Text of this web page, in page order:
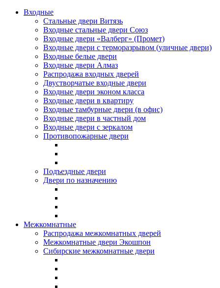
Входные
Стальные двери Витязь
Входные стальные двери Союз
Входные двери «Валберг» (Промет)
Входные двери с терморазрывом (уличные двери)
Входные белые двери
Входные двери Алмаз
Распродажа входных дверей
Двустворчатые входные двери
Входные двери эконом класса
Входные двери в квартиру
Входные тамбурные двери (в офис)
Входные двери в частный дом
Входные двери с зеркалом
Противопожарные двери
Подъездные двери
Двери по назначению
Межкомнатные
Распродажа межкомнатных дверей
Межкомнатные двери Экошпон
Сибирские межкомнатные двери